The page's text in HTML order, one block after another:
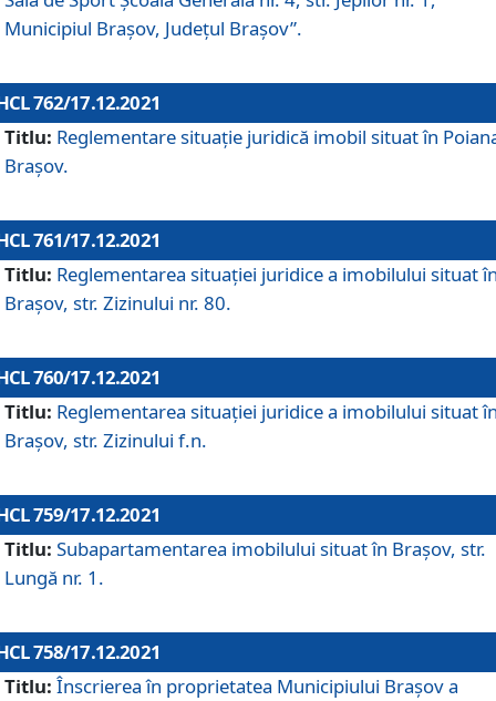
Municipiul Brașov, Județul Brașov”.
762/17.12.2021
Titlu: Reglementare situație juridică imobil situat în
Brașov.
761/17.12.2021
Titlu: Reglementarea situației juridice a imobilului situat
Brașov, str. Zizinului nr. 80.
760/17.12.2021
Titlu: Reglementarea situației juridice a imobilului situat
Brașov, str. Zizinului f.n.
759/17.12.2021
Titlu: Subapartamentarea imobilului situat în Brașov, str.
Lungă nr. 1.
758/17.12.2021
Titlu: Înscrierea în proprietatea Municipiului Brașov a